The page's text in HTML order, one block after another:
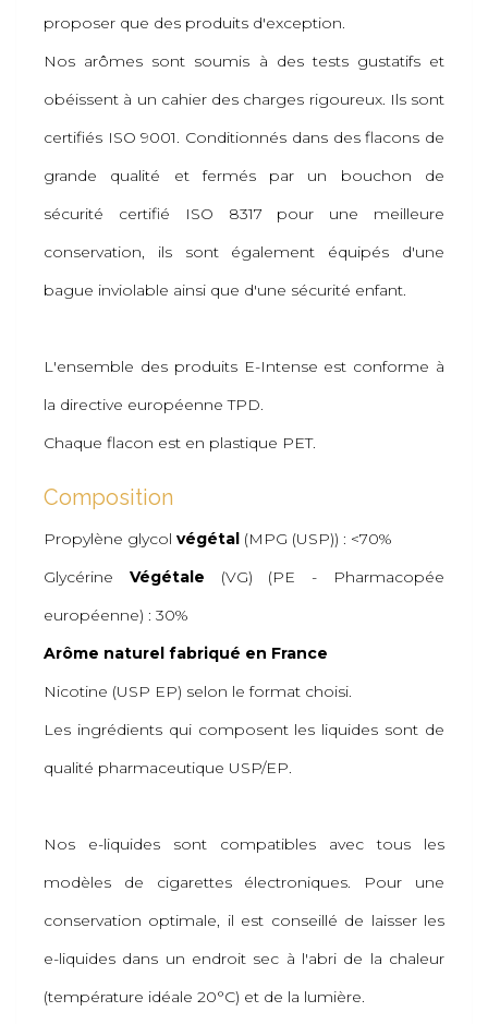
proposer que des produits d'exception.
Nos arômes sont soumis à des tests gustatifs et
obéissent à un cahier des charges rigoureux. Ils sont
certifiés ISO 9001. Conditionnés dans des flacons de
grande qualité et fermés par un bouchon de
sécurité certifié ISO 8317 pour une meilleure
conservation, ils sont également équipés d'une
bague inviolable ainsi que d'une sécurité enfant.
L'ensemble des produits E-Intense est conforme à
la directive européenne TPD.
Chaque flacon est en plastique PET.
Composition
Propylène glycol végétal (MPG (USP)) : <70%
Glycérine Végétale (VG) (PE - Pharmacopée
européenne) : 30%
Arôme naturel fabriqué en France
Nicotine (USP EP) selon le format choisi.
Les ingrédients qui composent les liquides sont de
qualité pharmaceutique USP/EP.
Nos e-liquides sont compatibles avec tous les
modèles de cigarettes électroniques. Pour une
conservation optimale, il est conseillé de laisser les
e-liquides dans un endroit sec à l'abri de la chaleur
(température idéale 20°C) et de la lumière.